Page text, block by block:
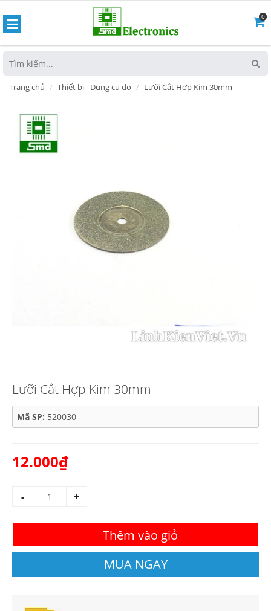
0
Trang chủ Thiết bị - Dụng cụ đo Lưỡi Cắt Hợp Kim 30mm
Lưỡi Cắt Hợp Kim 30mm
Mã SP: 520030
12.000₫
- +
Thêm vào giỏ
MUA NGAY